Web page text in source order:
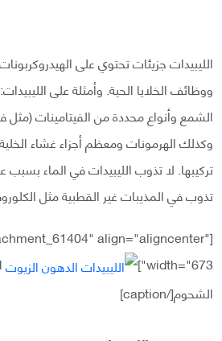
الليبيدات جزيئات تحتوي على
ووظائف الخلايا الحية. وأمثلة على
وكذلك الهرمونات ومعظم أجزاء غشاء
تركيبها. لا تذوب الليبيدات في الماء بسبب
تذوب في المذيبات غير القطبية مثل
align="aligncenter"
width="673"]
الشحوم[/caption]